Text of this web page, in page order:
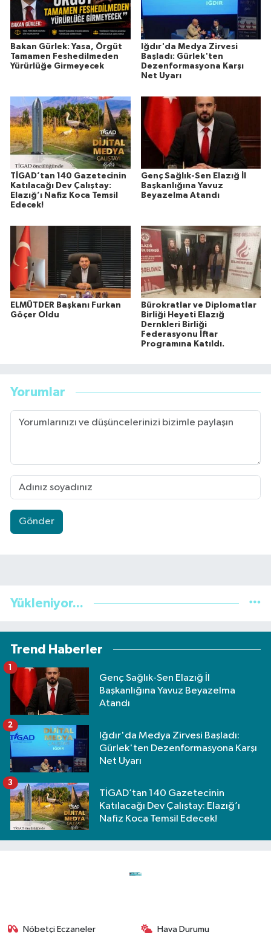
Bakan Gürlek: Yasa, Örgüt
Tamamen Feshedilmeden
Yürürlüğe Girmeyecek
Iğdır'da Medya Zirvesi
Başladı: Gürlek'ten
Dezenformasyona Karşı
Net Uyarı
TİGAD’tan 140 Gazetecinin
Katılacağı Dev Çalıştay:
Elazığ’ı Nafiz Koca Temsil
Edecek!
Genç Sağlık-Sen Elazığ İl
Başkanlığına Yavuz
Beyazelma Atandı
ELMÜTDER Başkanı Furkan
Göçer Oldu
Bürokratlar ve Diplomatlar
Birliği Heyeti Elazığ
Dernkleri Birliği
Federasyonu İftar
Programına Katıldı.
Yorumlar
Gönder
Yükleniyor...
Trend Haberler
Genç Sağlık-Sen Elazığ İl
Başkanlığına Yavuz Beyazelma
Atandı
1
Iğdır'da Medya Zirvesi Başladı:
Gürlek'ten Dezenformasyona Karşı
Net Uyarı
2
TİGAD’tan 140 Gazetecinin
Katılacağı Dev Çalıştay: Elazığ’ı
Nafiz Koca Temsil Edecek!
3
Nöbetçi Eczaneler Hava Durumu